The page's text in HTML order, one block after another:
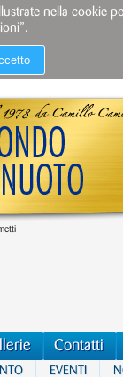
Contatti
EVENTI
nella cookie